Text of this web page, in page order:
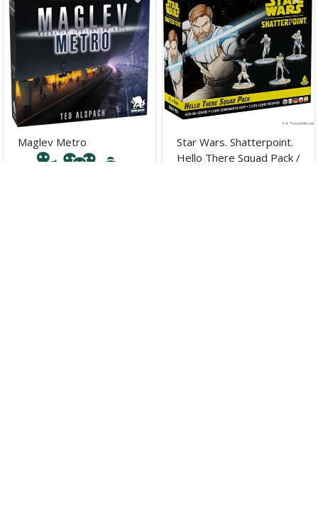
Maglev Metro
Star Wars. Shatterpoint.
Hello There Squad Pack /